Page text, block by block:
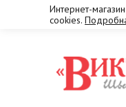
Интернет-
cookies.